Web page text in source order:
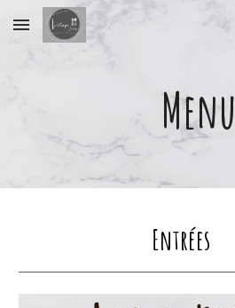
Skip to main content
Menu
Entrées